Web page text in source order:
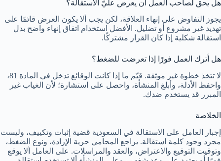
هل يحق لصاحب العمل أن يعرض عليّ الاستقالة؟
يجوز التفاوض على إنهاء العلاقة، لكن يجب ألا يكون العرض قائمًا على
تهديد غير مشروع أو تضليل. الأفضل استخدام اتفاق إنهاء واضح بدل
استقالة شكلية إذا كان القرار مشتركًا.
هل أترك العمل فورًا إذا تعرضت للضغط؟
لا تتخذ خطوة غير موثقة. قيّم ما إذا كانت الوقائع تدخل في المادة 81،
واحفظ الأدلة، وأبلغ المنشأة، واحصل على استشارة؛ لأن الغياب غير
المبرر قد يستخدم ضدك.
الخلاصة
إجبار العامل على الاستقالة في السعودية قضية إثبات وتكييف، وليست
مجرد وجود كلمة استقالة. يراجع المحامي حرية الإرادة، ونوع الضغط،
وتوقيت التوقيع والاعتراض، والعقد والمراسلات. على العامل ألا يوقع